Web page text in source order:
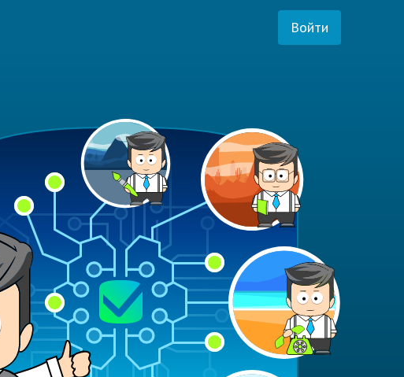
Войти